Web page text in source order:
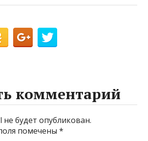
комментарий
будет опубликован.
помечены*